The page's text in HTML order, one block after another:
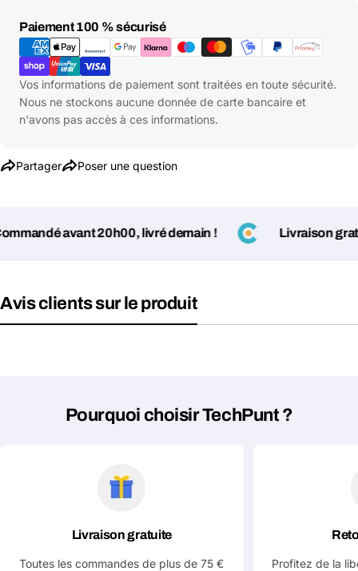
Paiement 100 % sécurisé
Moyens
de
paiement
Vos informations de paiement sont traitées en toute sécurité.
Nous ne stockons aucune donnée de carte bancaire et
n'avons pas accès à ces informations.
Partager
Partager
Poser une question
Poser une question
téléphone
avant 20h00, livré demain ! Livraison
Avis clients sur le produit
Pourquoi choisir TechPunt ?
Livraison gratuite
Toutes les commandes de plus de 75 €
Profitez de la